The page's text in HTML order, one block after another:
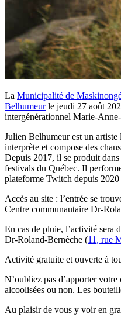
La Municipalité de
Belhumeurle jeudi 27 août
intergénérationnel Marie-
Julien Belhumeur est un
interprète et compose des
Depuis 2017, il se produit dans
festivals du Québec. Il
plateforme Twitch depuis
Accès au site : l’entrée se
Centre communautaire Dr-
En cas de pluie, l’activité sera
Dr-Roland-Bernèche (11, rue
Activité gratuite et ouverte à
N’oubliez pas d’apporter
alcoolisées ou non. Les
Au plaisir de vous y voir en